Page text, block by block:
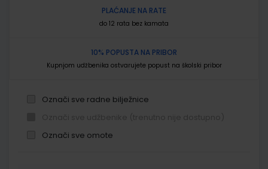
PLAĆANJE NA RATE
do 12 rata bez kamata
10% POPUSTA NA PRIBOR
Kupnjom udžbenika ostvarujete popust na školski pribor
Označi sve radne bilježnice
Označi sve omote